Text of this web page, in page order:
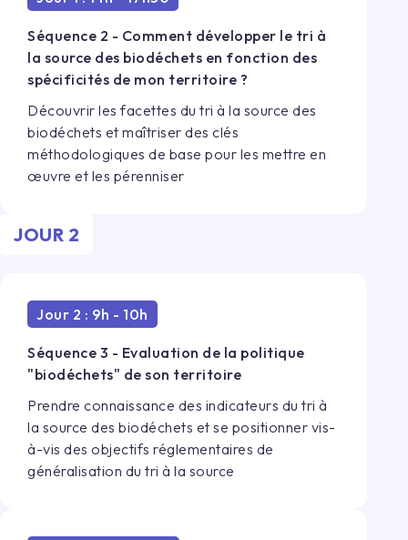
Séquence 2 - Comment développer le tri à
la source des biodéchets en fonction des
spécificités de mon territoire ?
Découvrir les facettes du tri à la source des
biodéchets et maîtriser des clés
méthodologiques de base pour les mettre en
œuvre et les pérenniser
JOUR 2
Jour 2 : 9h - 10h
Séquence 3 - Evaluation de la politique
"biodéchets" de son territoire
Prendre connaissance des indicateurs du tri à
la source des biodéchets et se positionner vis-
à-vis des objectifs réglementaires de
généralisation du tri à la source